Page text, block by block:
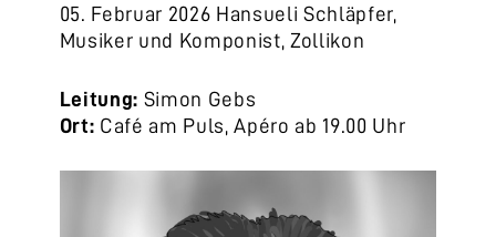
05. Februar 2026 Hansueli Schläpfer,
Musiker und Komponist, Zollikon
Leitung: Simon Gebs
Ort: Café am Puls, Apéro ab 19.00 Uhr